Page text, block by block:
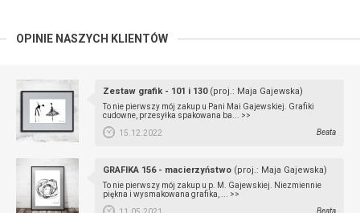
OPINIE NASZYCH KLIENTÓW
Zestaw grafik - 101 i 130 (proj.: Maja Gajewska)
To nie pierwszy mój zakup u Pani Mai Gajewskiej. Grafiki
cudowne, przesyłka spakowana ba... >>
15.12.2022
Beata
GRAFIKA 156 - macierzyństwo (proj.: Maja Gajewska)
To nie pierwszy mój zakup u p. M. Gajewskiej. Niezmiennie
piękna i wysmakowana grafika, ... >>
Beata